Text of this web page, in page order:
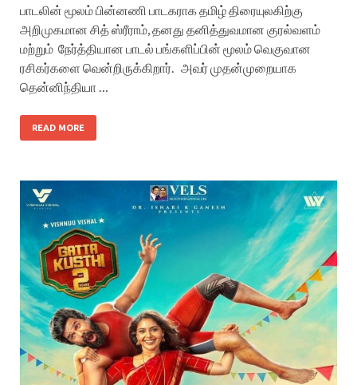
பாடலின் மூலம் பின்னணி பாடகராக தமிழ் திரையுலகிற்கு
அறிமுகமான சித் ஸ்ரீராம், தனது தனித்துவமான குரல்வளம்
மற்றும் நேர்த்தியான பாடல் பங்களிப்பின் மூலம் வெகுவான
ரசிகர்களை வென்றிருக்கிறார். அவர் முதன்முறையாக
தென்னிந்தியா …
READ MORE